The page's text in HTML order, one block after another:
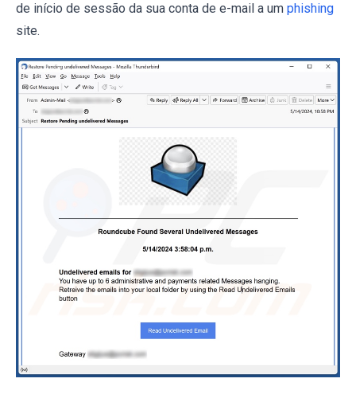
de início de sessão da sua conta de e-mail a um phishing
site.